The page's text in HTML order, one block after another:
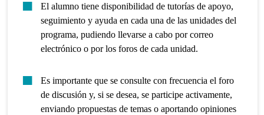
El alumno tiene disponibilidad de tutorías de apoyo,
seguimiento y ayuda en cada una de las unidades del
programa, pudiendo llevarse a cabo por correo
electrónico o por los foros de cada unidad.
Es importante que se consulte con frecuencia el foro
de discusión y, si se desea, se participe activamente,
enviando propuestas de temas o aportando opiniones